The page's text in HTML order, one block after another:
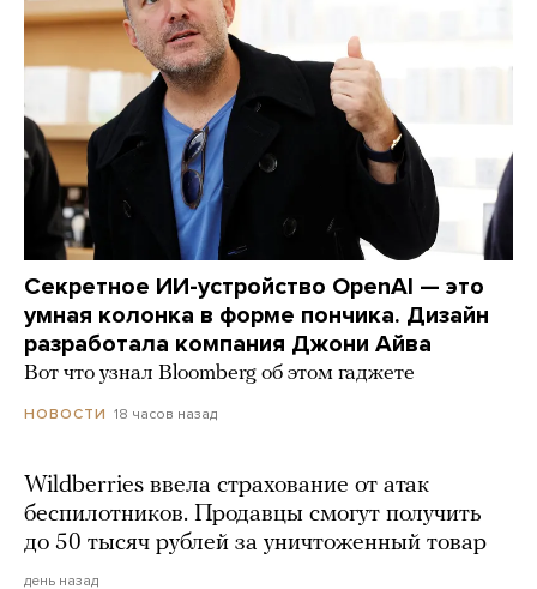
Секретное ИИ-устройство OpenAI — это
умная колонка в форме пончика. Дизайн
разработала компания Джони Айва
Вот что узнал Bloomberg об этом гаджете
НОВОСТИ 18 часов назад
Wildberries ввела страхование от атак
беспилотников. Продавцы смогут получить
до 50 тысяч рублей за уничтоженный товар
день назад